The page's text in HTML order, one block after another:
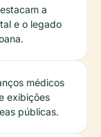
a
e o legado
médicos
exibições
públicas.